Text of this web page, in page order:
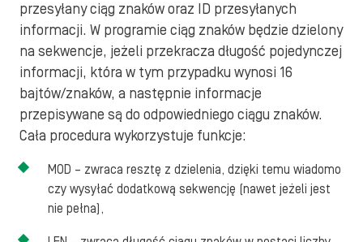
przesyłany ciąg znaków oraz ID przesyłanych
informacji. W programie ciąg znaków będzie dzielony
na sekwencje, jeżeli przekracza długość pojedynczej
informacji, która w tym przypadku wynosi 16
bajtów/znaków, a następnie informacje
przepisywane są do odpowiedniego ciągu znaków.
Cała procedura wykorzystuje funkcje:
MOD – zwraca resztę z dzielenia, dzięki temu wiadomo
czy wysyłać dodatkową sekwencję (nawet jeżeli jest
nie pełna),